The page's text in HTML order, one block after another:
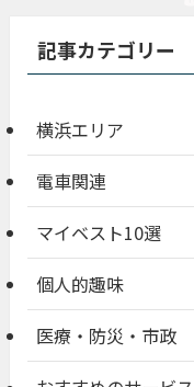
記事カテゴリー
横浜エリア
電車関連
マイベスト10選
個人的趣味
医療・防災・市政